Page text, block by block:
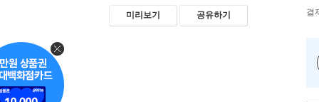
미리보기 공유하기 결